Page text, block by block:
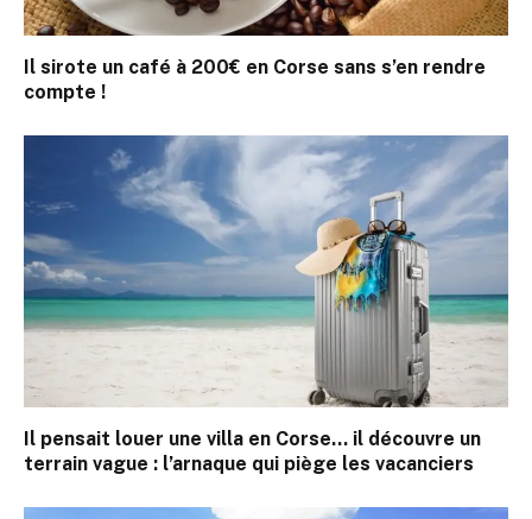
Il sirote un café à 200€ en Corse sans s’en rendre
compte !
Il pensait louer une villa en Corse… il découvre un
terrain vague : l’arnaque qui piège les vacanciers